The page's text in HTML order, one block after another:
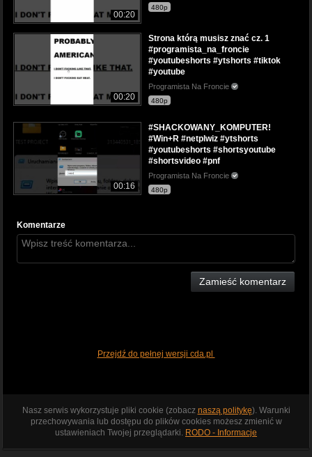
00:20
480p
00:20
Strona którą musisz znać cz. 1
#programista_na_froncie
#youtubeshorts #ytshorts #tiktok
#youtube
Programista Na Froncie
480p
00:16
#SHACKOWANY_KOMPUTER!
#Win+R #netplwiz #ytshorts
#youtubeshorts #shortsyoutube
#shortsvideo #pnf
Programista Na Froncie
480p
Komentarze
Zamieść komentarz
Przejdź do pełnej wersji cda.pl
Nasz serwis wykorzystuje pliki cookie (zobacz naszą politykę). Warunki
przechowywania lub dostępu do plików cookies możesz zmienić w
ustawieniach Twojej przeglądarki. RODO - Informacje